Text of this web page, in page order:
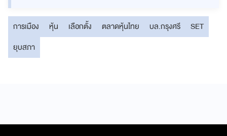
การเมือง หุ้น เลือกตั้ง ตลาดหุ้นไทย บล.กรุงศรี
SET
ยุบสภา